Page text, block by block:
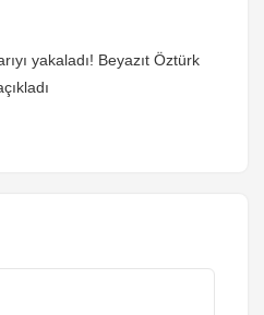
yakaladı! Beyazıt Öztürk